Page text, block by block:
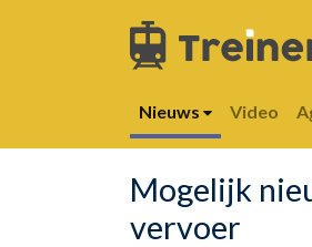
Nieuws Video
Mogelijk
vervoer